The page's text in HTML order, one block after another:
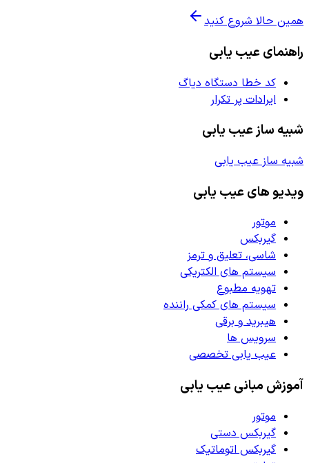
همین حالا شروع کنید
راهنمای عیب یابی
کد خطا دستگاه دیاگ
ایرادات پر تکرار
شبیه ساز عیب یابی
شبیه ساز عیب یابی
ویدیو های عیب یابی
موتور
گیربکس
شاسی، تعلیق و ترمز
سیستم های الکتریکی
تهویه مطبوع
سیستم های کمکی راننده
هیبرید و برقی
سرویس ها
عیب یابی تخصصی
آموزش مبانی عیب یابی
موتور
گیربکس دستی
گیربکس اتوماتیک